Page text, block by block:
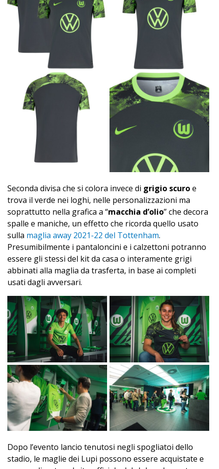
Seconda divisa che si colora invece di grigio scuroe
trova il verde nei loghi, nelle personalizzazioni ma
soprattutto nella grafica a “macchia d’olio” che decora
spalle e maniche, un effetto che ricorda quello usato
sulla maglia away 2021-22 del Tottenham.
Presumibilmente i pantaloncini e i calzettoni potranno
essere gli stessi del kit da casa o interamente grigi
abbinati alla maglia da trasferta, in base ai completi
usati dagli avversari.
Dopo l’evento lancio tenutosi negli spogliatoi dello
stadio, le maglie dei Lupi possono essere acquistate e